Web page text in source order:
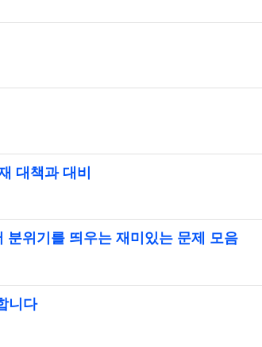
대책과 대비
분위기를 띄우는 재미있는 문제 모음
니다